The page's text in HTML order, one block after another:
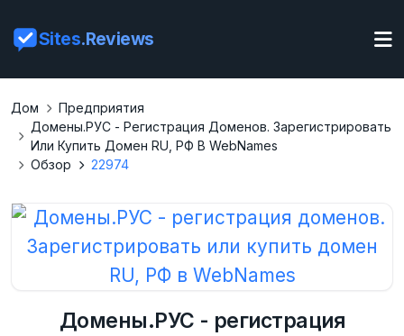
Sites.Reviews
Дом
Предприятия
Домены.РУС - Регистрация Доменов. Зарегистрировать
Или Купить Домен RU, РФ В WebNames
Обзор
22974
Домены.РУС - регистрация